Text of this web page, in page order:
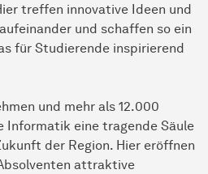
treffen innovative Ideen und
und schaffen so ein
für Studierende inspirierend
und mehr als 12.000
Informatik eine tragende Säule
der Region. Hier eröffnen
attraktive